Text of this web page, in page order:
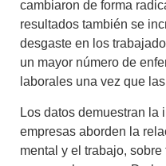
cambiaron de forma
resultados también se
desgaste en los
un mayor número de
laborales una vez que
Los datos demuestran la
empresas aborden la
mental y el trabajo,